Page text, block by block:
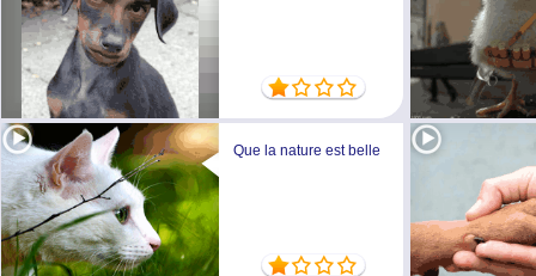
Que la nature est belle